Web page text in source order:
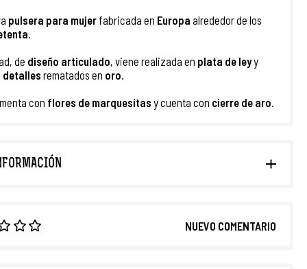
pulsera para mujer fabricada en Europa alrededor de los
.
de diseño articulado, viene realizada en plata de leyy
detalles rematados en oro.
con flores de marquesitas y cuenta con cierre de aro.
NUEVO COMENTARIO